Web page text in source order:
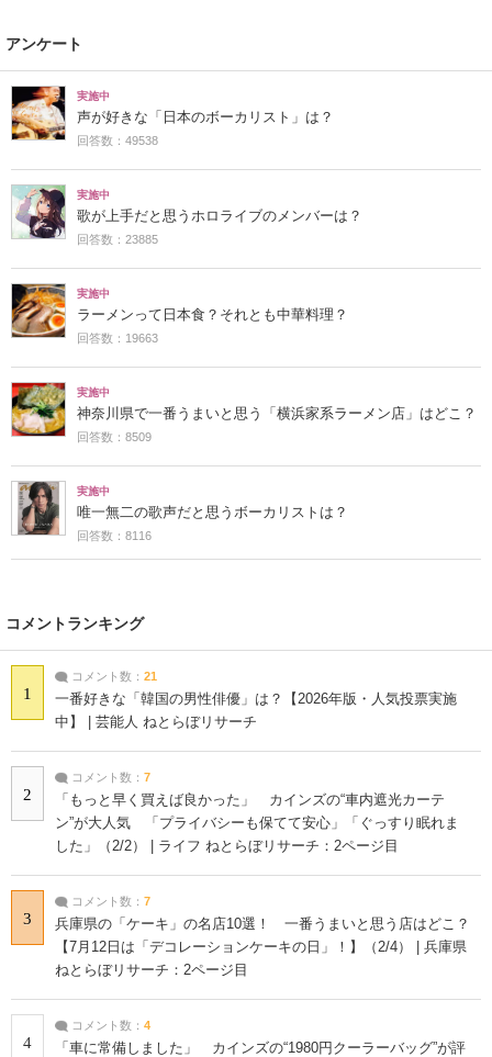
アンケート
実施中
声が好きな「日本のボーカリスト」は？
回答数：49538
実施中
歌が上手だと思うホロライブのメンバーは？
回答数：23885
実施中
ラーメンって日本食？それとも中華料理？
回答数：19663
実施中
神奈川県で一番うまいと思う「横浜家系ラーメン店」はどこ？
回答数：8509
実施中
唯一無二の歌声だと思うボーカリストは？
回答数：8116
コメントランキング
1
コメント数： 21
一番好きな「韓国の男性俳優」は？【2026年版・人気投票実施
中】 | 芸能人 ねとらぼリサーチ
2
コメント数： 7
「もっと早く買えば良かった」 カインズの“車内遮光カーテ
ン”が大人気 「プライバシーも保てて安心」「ぐっすり眠れま
した」（2/2） | ライフ ねとらぼリサーチ：2ページ目
3
コメント数： 7
兵庫県の「ケーキ」の名店10選！ 一番うまいと思う店はどこ？
【7月12日は「デコレーションケーキの日」！】（2/4） | 兵庫県
ねとらぼリサーチ：2ページ目
4
コメント数： 4
「車に常備しました」 カインズの“1980円クーラーバッグ”が評